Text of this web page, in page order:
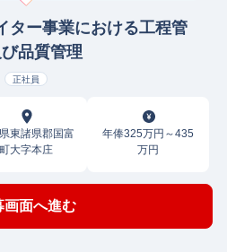
ター事業における工程管
品質管理
正社員
東諸県郡国富
町大字本庄
年俸325万円～435
万円
画面へ進む